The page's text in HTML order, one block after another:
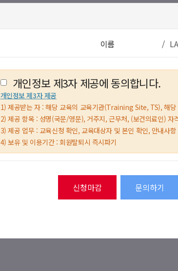
이름 /
개인정보 제3자 제공에 동의합니다.
개인정보 제3자 제공
1) 제공받는 자 : 해당 교육의 교육기관(Training Site, TS), 해
2) 제공 항목 : 성명(국문/영문), 거주지, 근무처, (보건의료인) 자
3) 제공 업무 : 교육신청 확인, 교육대상자 및 본인 확인, 안내사
4) 보유 및 이용기간 : 회원탈퇴시 즉시파기
문의하기